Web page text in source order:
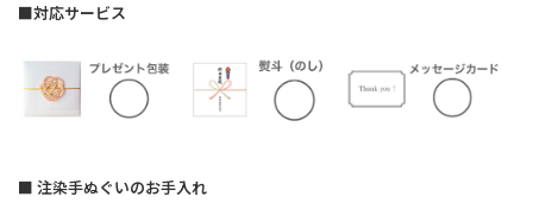
■対応サービス
■ 注染手ぬぐいのお手入れ